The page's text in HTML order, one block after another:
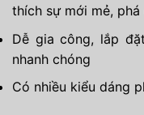
thích sự mới mẻ, phá
Dễ gia công, lắp
nhanh chóng
Có nhiều kiểu dáng